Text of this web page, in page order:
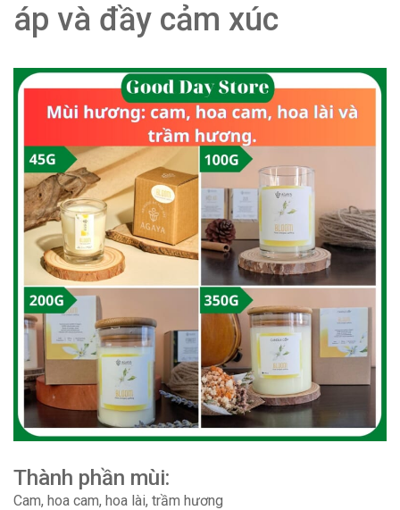
áp và đầy cảm xúc
Thành phần mùi:
Cam, hoa cam, hoa lài, trầm hương